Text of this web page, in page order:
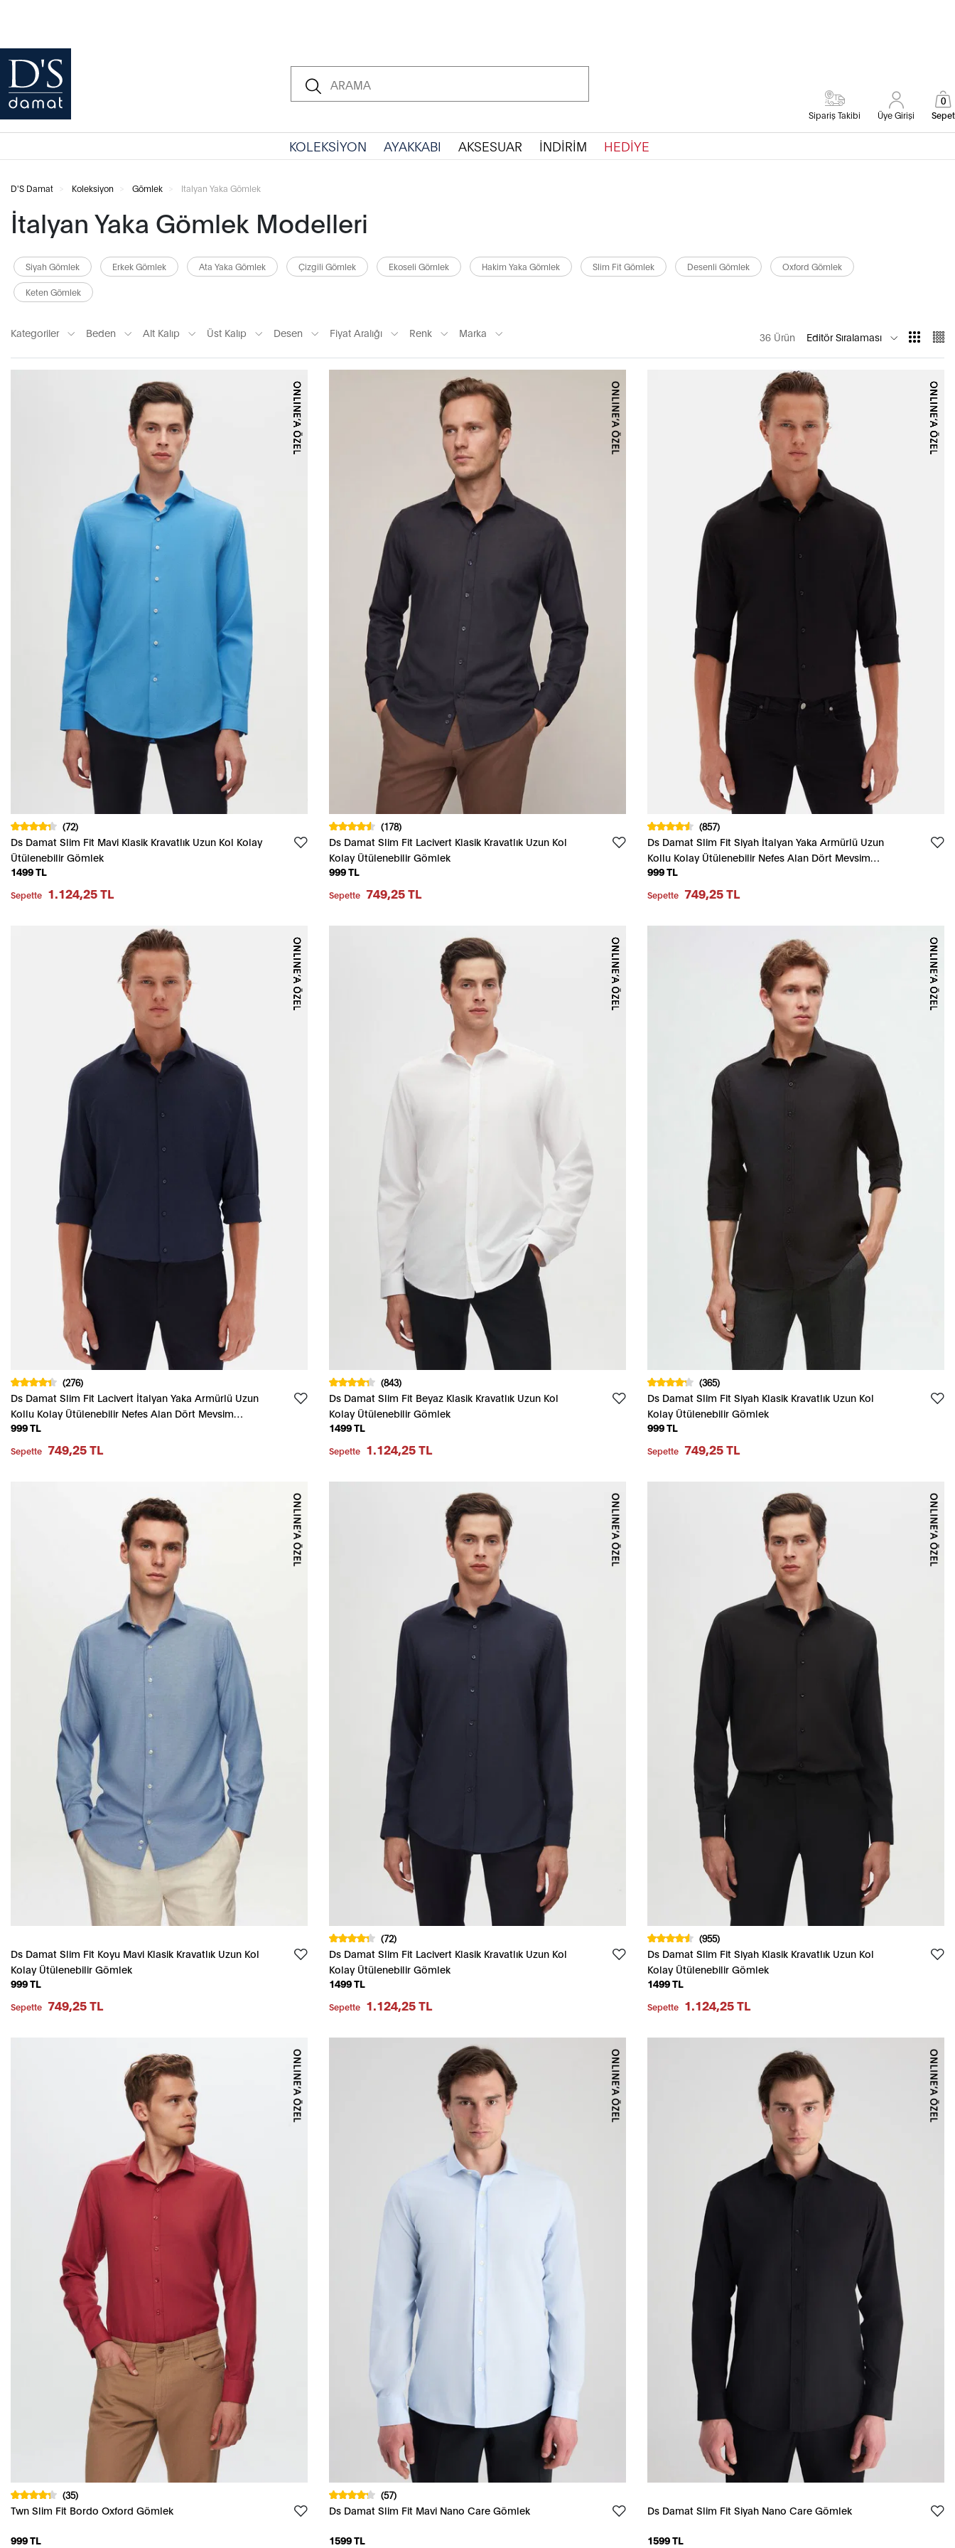
Sipariş Takibi Üye Girişi Sepet
0
KOLEKSİYON AYAKKABI AKSESUAR İNDİRİM HEDİYE
D'S Damat Koleksiyon Gömlek Italyan Yaka Gömlek
İtalyan Yaka Gömlek Modelleri
Siyah Gömlek Erkek Gömlek Ata Yaka Gömlek Çizgili Gömlek Ekoseli Gömlek Hakim Yaka Gömlek Slim Fit Gömlek Desenli Gömlek Oxford Gömlek
Keten Gömlek
Kategoriler Beden Alt Kalıp Üst Kalıp Desen Fiyat Aralığı Renk Marka 36 Ürün Editör Sıralaması
(72)
Ds Damat Slim Fit Mavi Klasik Kravatlık Uzun Kol Kolay
Ütülenebilir Gömlek
1499 TL
Sepette 1.124,25 TL
(178)
Ds Damat Slim Fit Lacivert Klasik Kravatlık Uzun Kol
Kolay Ütülenebilir Gömlek
999 TL
Sepette 749,25 TL
(857)
Ds Damat Slim Fit Siyah İtalyan Yaka Armürlü Uzun
Kollu Kolay Ütülenebilir Nefes Alan Dört Mevsim
Gömlek
999 TL
Sepette 749,25 TL
(276)
Ds Damat Slim Fit Lacivert İtalyan Yaka Armürlü Uzun
Kollu Kolay Ütülenebilir Nefes Alan Dört Mevsim
Gömlek
999 TL
Sepette 749,25 TL
(843)
Ds Damat Slim Fit Beyaz Klasik Kravatlık Uzun Kol
Kolay Ütülenebilir Gömlek
1499 TL
Sepette 1.124,25 TL
(365)
Ds Damat Slim Fit Siyah Klasik Kravatlık Uzun Kol
Kolay Ütülenebilir Gömlek
999 TL
Sepette 749,25 TL
Ds Damat Slim Fit Koyu Mavi Klasik Kravatlık Uzun Kol
Kolay Ütülenebilir Gömlek
999 TL
Sepette 749,25 TL
(72)
Ds Damat Slim Fit Lacivert Klasik Kravatlık Uzun Kol
Kolay Ütülenebilir Gömlek
1499 TL
Sepette 1.124,25 TL
(955)
Ds Damat Slim Fit Siyah Klasik Kravatlık Uzun Kol
Kolay Ütülenebilir Gömlek
1499 TL
Sepette 1.124,25 TL
(35)
Twn Slim Fit Bordo Oxford Gömlek
999 TL
(57)
Ds Damat Slim Fit Mavi Nano Care Gömlek
1599 TL
Ds Damat Slim Fit Siyah Nano Care Gömlek
1599 TL